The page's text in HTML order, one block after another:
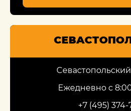
Ежедневно с
+7 (495) 374-